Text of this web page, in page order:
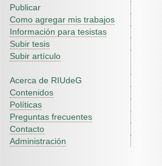
Publicar
Como agregar mis trabajos
Información para tesistas
Subir tesis
Subir artículo
Acerca de RIUdeG
Contenidos
Políticas
Preguntas frecuentes
Contacto
Administración